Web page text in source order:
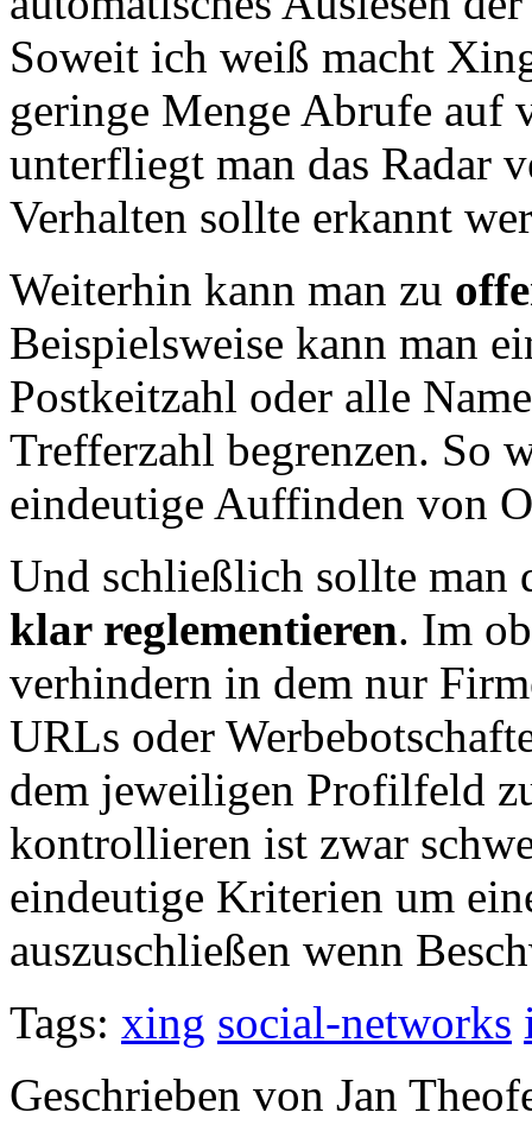
Soweit ich weiß macht
geringe Menge Abrufe auf
unterfliegt man das Radar
Verhalten sollte erkannt
Weiterhin kann man zu
Beispielsweise kann man
Postkeitzahl oder alle
Trefferzahl begrenzen. So
eindeutige Auffinden von
Und schließlich sollte man
klar reglementieren. Im
verhindern in dem nur
URLs oder
dem jeweiligen Profilfeld
kontrollieren ist zwar
eindeutige Kriterien um
auszuschließen wenn
Tags: xing social-networks
Geschrieben von Jan